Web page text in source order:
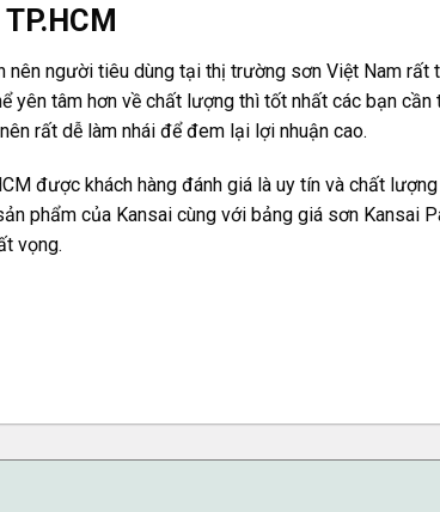
nên người tiêu dùng tại thị trường sơn Việt Nam
yên tâm hơn về chất lượng thì tốt nhất các bạn
rất dễ làm nhái để đem lại lợi nhuận cao.
được khách hàng đánh giá là uy tín và chất
phẩm của Kansai cùng với bảng giá sơn Kansai
vọng.